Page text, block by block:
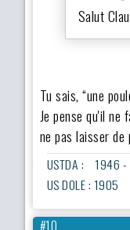
Salut
Tu sais, “une
Je pense qu'il
ne pas laisser
USTDA : 1946 -
US DOLE : 1905
#10